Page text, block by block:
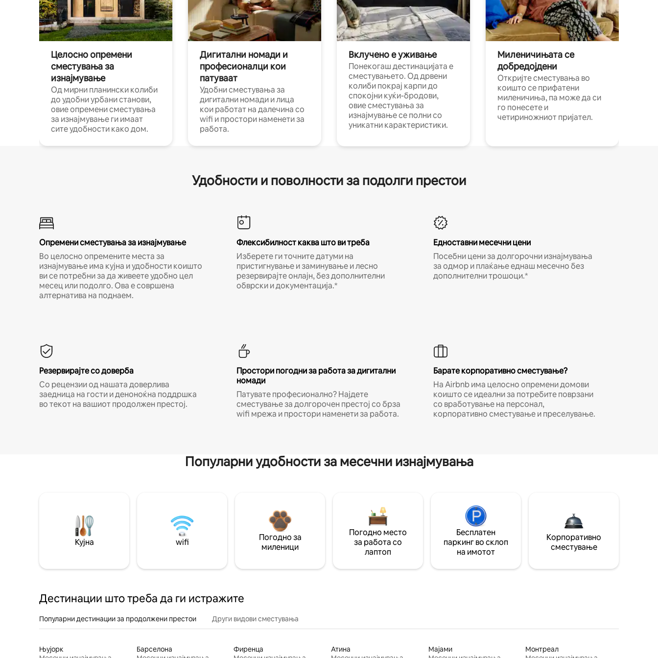
Целосно опремени
сместувања за
изнајмување
Од мирни планински колиби
до удобни урбани станови,
овие опремени сместувања
за изнајмување ги имаат
сите удобности како дом.
Дигитални номади и
професионалци кои
патуваат
Удобни сместувања за
дигитални номади и лица
кои работат на далечина со
wifi и простори наменети за
работа.
Вклучено е уживање
Понекогаш дестинацијата е
сместувањето. Од дрвени
колиби покрај карпи до
спокојни куќи-бродови,
овие сместувања за
изнајмување се полни со
уникатни карактеристики.
Миленичињата се
добредојдени
Откријте сместувања во
коишто се прифатени
миленичиња, па може да си
го понесете и
четириножниот пријател.
Удобности и поволности за подолги престои
Опремени сместувања за изнајмување
Во целосно опремените места за
изнајмување има кујна и удобности коишто
ви се потребни за да живеете удобно цел
месец или подолго. Ова е совршена
алтернатива на поднаем.
Флексибилност каква што ви треба
Изберете ги точните датуми на
пристигнување и заминување и лесно
резервирајте онлајн, без дополнителни
обврски и документација.*
Едноставни месечни цени
Посебни цени за долгорочни изнајмувања
за одмор и плаќање еднаш месечно без
дополнителни трошоци.*
Резервирајте со доверба
Со рецензии од нашата доверлива
заедница на гости и деноноќна поддршка
во текот на вашиот продолжен престој.
Простори погодни за работа за дигитални
номади
Патувате професионално? Најдете
сместување за долгорочен престој со брза
wifi мрежа и простори наменети за работа.
Барате корпоративно сместување?
На Airbnb има целосно опремени домови
коишто се идеални за потребите поврзани
со вработување на персонал,
корпоративно сместување и преселување.
Популарни удобности за месечни изнајмувања
Кујна wifi
Погодно за
миленици
Погодно место
за работа со
лаптоп
Бесплатен
паркинг во склоп
на имотот
Корпоративно
сместување
Дестинации што треба да ги истражите
Популарни дестинации за продолжени престои Други видови сместувања
Њујорк
Барселона
Фиренца
Атина
Мајами
Монтреал